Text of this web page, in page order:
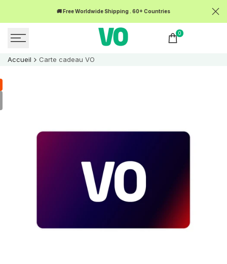
🚚 Free Worldwide Shipping . 60+ Countries 💰
0
Accueil Carte cadeau VO